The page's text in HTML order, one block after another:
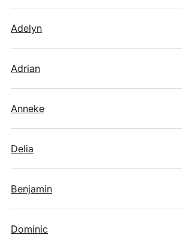
Adelyn
Adrian
Anneke
Delia
Benjamin
Dominic